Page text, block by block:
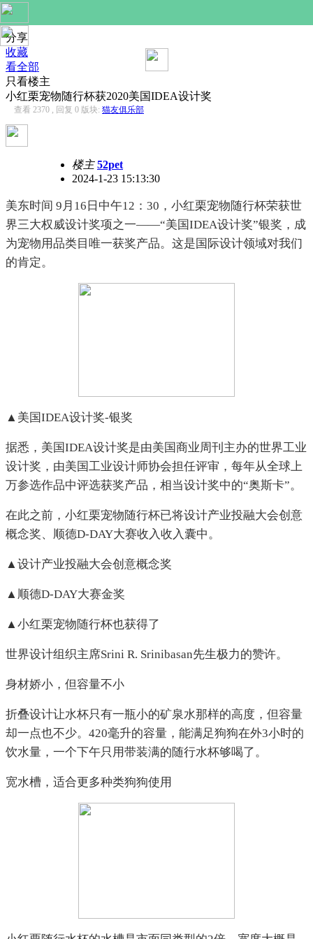
分享
收藏
看全部
只看楼主
小红栗宠物随行杯获2020美国IDEA设计奖
查看 2370 , 回复 0 版块: 猫友俱乐部
楼主 52pet
2024-1-23 15:13:30
美东时间 9月16日中午12：30，小红栗宠物随行杯荣获世
界三大权威设计奖项之一——“美国IDEA设计奖”银奖，成
为宠物用品类目唯一获奖产品。这是国际设计领域对我们
的肯定。
▲美国IDEA设计奖-银奖
据悉，美国IDEA设计奖是由美国商业周刊主办的世界工业
设计奖，由美国工业设计师协会担任评审，每年从全球上
万参选作品中评选获奖产品，相当设计奖中的“奥斯卡”。
在此之前，小红栗宠物随行杯已将设计产业投融大会创意
概念奖、顺德D-DAY大赛收入收入囊中。
▲设计产业投融大会创意概念奖
▲顺德D-DAY大赛金奖
▲小红栗宠物随行杯也获得了
世界设计组织主席Srini R. Srinibasan先生极力的赞许。
身材娇小，但容量不小
折叠设计让水杯只有一瓶小的矿泉水那样的高度，但容量
却一点也不少。420毫升的容量，能满足狗狗在外3小时的
饮水量，一个下午只用带装满的随行水杯够喝了。
宽水槽，适合更多种类狗狗使用